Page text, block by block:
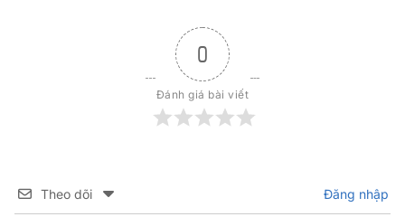
0
Đánh giá bài viết
Theo dõi Đăng nhập